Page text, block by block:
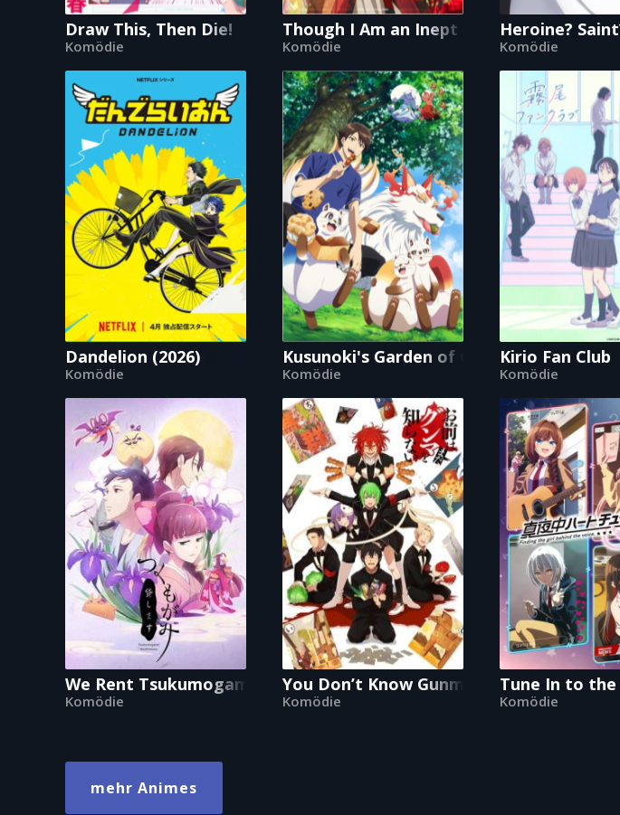
Draw This, Then Die!
Komödie
Though I Am an Inept Villainess
Komödie
Heroine?
Komödie
Dandelion (2026)
Komödie
Kusunoki's Garden of Gods
Komödie
Kirio Fan Club
Komödie
We Rent Tsukumogami
Komödie
You Don’t Know Gunma Yet
Komödie
Tune In to
Komödie
mehr Animes